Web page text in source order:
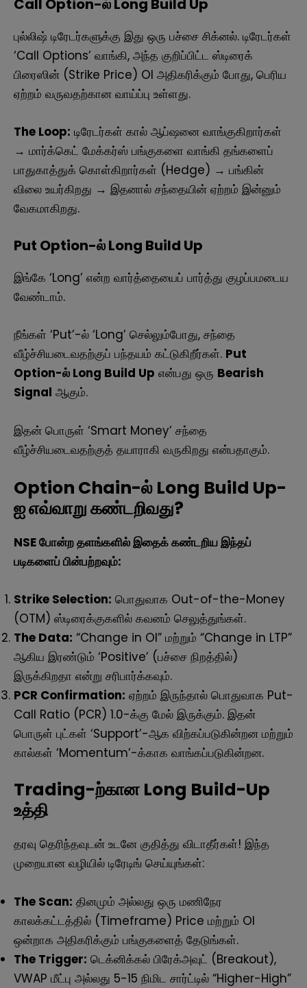
Call Option-ல் Long Build Up
புல்லிஷ் டிரேடர்களுக்கு இது ஒரு பச்சை சிக்னல். டிரேடர்கள்
‘Call Options’ வாங்கி, அந்த குறிப்பிட்ட ஸ்டிரைக்
பிரைஸின் (Strike Price) OI அதிகரிக்கும் போது, பெரிய
ஏற்றம் வருவதற்கான வாய்ப்பு உள்ளது.
The Loop: டிரேடர்கள் கால் ஆப்ஷனை வாங்குகிறார்கள்
→ மார்க்கெட் மேக்கர்ஸ் பங்குகளை வாங்கி தங்களைப்
பாதுகாத்துக் கொள்கிறார்கள் (Hedge) → பங்கின்
விலை உயர்கிறது → இதனால் சந்தையின் ஏற்றம் இன்னும்
வேகமாகிறது.
Put Option-ல் Long Build Up
இங்கே ‘Long’ என்ற வார்த்தையைப் பார்த்து குழப்பமடைய
வேண்டாம்.
நீங்கள் ‘Put’-ல் ‘Long’ செல்லும்போது, சந்தை
வீழ்ச்சியடைவதற்குப் பந்தயம் கட்டுகிறீர்கள். Put
Option-ல் Long Build Up என்பது ஒரு Bearish
Signal ஆகும்.
இதன் பொருள் ‘Smart Money’ சந்தை
வீழ்ச்சியடைவதற்குத் தயாராகி வருகிறது என்பதாகும்.
Option Chain-ல் Long Build Up-
ஐ எவ்வாறு கண்டறிவது?
NSE போன்ற தளங்களில் இதைக் கண்டறிய இந்தப்
படிகளைப் பின்பற்றவும்:
Strike Selection: பொதுவாக Out-of-the-Money
(OTM) ஸ்டிரைக்குகளில் கவனம் செலுத்துங்கள்.
The Data: “Change in OI” மற்றும் “Change in LTP”
ஆகிய இரண்டும் ‘Positive’ (பச்சை நிறத்தில்)
இருக்கிறதா என்று சரிபார்க்கவும்.
PCR Confirmation: ஏற்றம் இருந்தால் பொதுவாக Put-
Call Ratio (PCR) 1.0-க்கு மேல் இருக்கும். இதன்
பொருள் புட்கள் ‘Support’-ஆக விற்கப்படுகின்றன மற்றும்
கால்கள் ‘Momentum’-க்காக வாங்கப்படுகின்றன.
Trading-ற்கான Long Build-Up
உத்தி
தரவு தெரிந்தவுடன் உடனே குதித்து விடாதீர்கள்! இந்த
முறையான வழியில் டிரேடிங் செய்யுங்கள்:
The Scan: தினமும் அல்லது ஒரு மணிநேர
காலக்கட்டத்தில் (Timeframe) Price மற்றும் OI
ஒன்றாக அதிகரிக்கும் பங்குகளைத் தேடுங்கள்.
The Trigger: டெக்னிக்கல் பிரேக்அவுட் (Breakout),
VWAP மீட்பு அல்லது 5-15 நிமிட சார்ட்டில் “Higher-High”